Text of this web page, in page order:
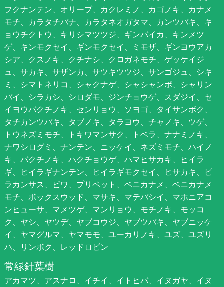
フクナンテン、オリーブ、カクレミノ、カゴノキ、カナメ
モチ、カラタチバナ、カラタネオガタマ、カンツバキ、キ
ョウチクトウ、キリシマツツジ、ギンバイカ、キンメツ
ゲ、キンモクセイ、ギンモクセイ、ミモザ、ギンヨウアカ
シア、クスノキ、クチナシ、クロガネモチ、ゲッケイジ
ュ、サカキ、サザンカ、サツキツツジ、サンゴジュ、シキ
ミ、シマトネリコ、シャクナゲ、シャシャンポ、シャリン
バイ、シラカシ、シロダモ、ジンチョウゲ、スダジイ、セ
イヨウバクチノキ、センリョウ、ソヨゴ、タイサンボク、
タチカンツバキ、タブノキ、タラヨウ、チャノキ、ツゲ、
トウネズミモチ、トキワマンサク、トベラ、ナナミノキ、
ナワシログミ、ナンテン、ニッケイ、ネズミモチ、ハイノ
キ、バクチノキ、ハクチョウゲ、ハマヒサカキ、ヒイラ
ギ、ヒイラギナンテン、ヒイラギモクセイ、ヒサカキ、ピ
ラカンサス、ビワ、プリペット、ベニカナメ、ベニカナメ
モチ、ボックスウッド、マサキ、マテバシイ、マホニアコ
ンヒューサ、マメツゲ、マンリョウ、モチノキ、モッコ
ク、ヤシ、ヤツデ、ヤブコウジ、ヤブツバキ、ヤブニッケ
イ、ヤマグルマ、ヤマモモ、ユーカリノキ、ユズ、ユズリ
ハ、リンボク、レッドロビン
常緑針葉樹
アカマツ、アスナロ、イチイ、イトヒバ、イヌガヤ、イヌ